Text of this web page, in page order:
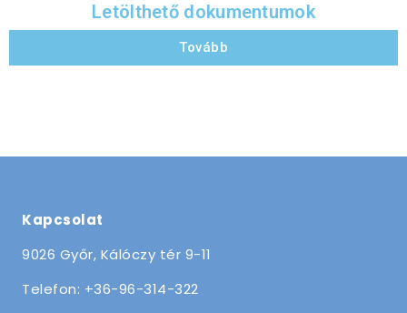
Letölthető dokumentumok
Tovább
Kapcsolat
9026 Győr, Kálóczy tér 9-11
Telefon: +36-96-314-322